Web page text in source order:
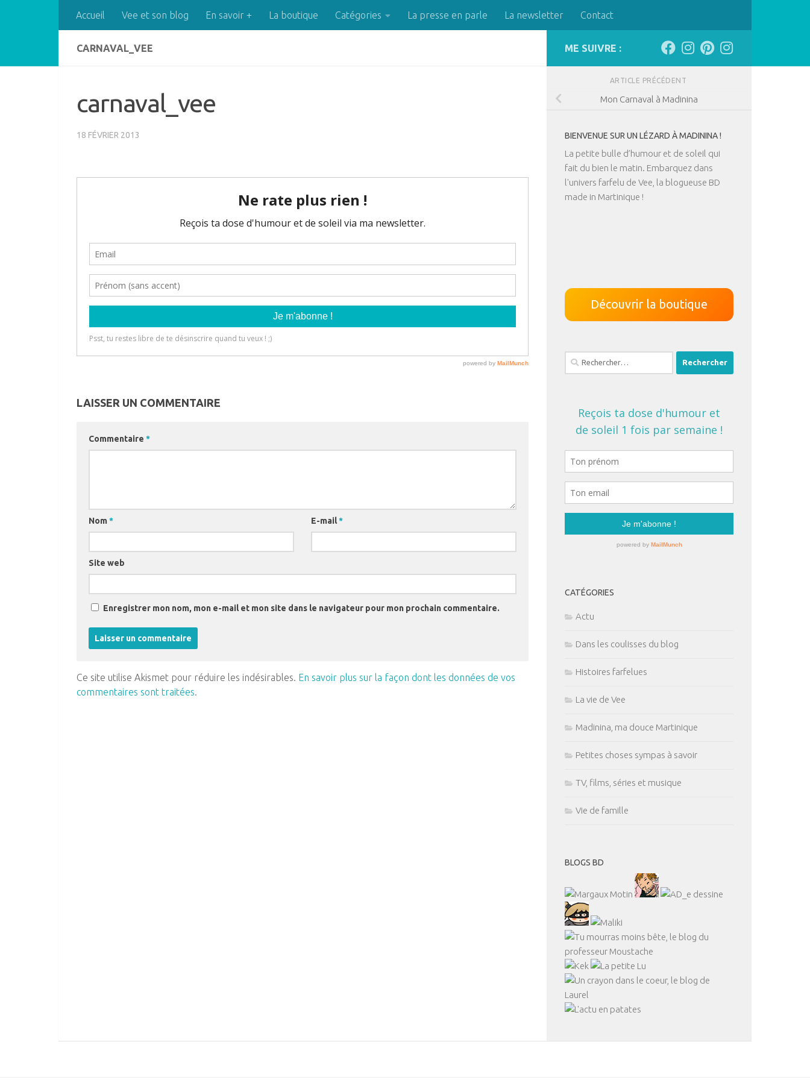
Skip to contentAccueil Vee et son blog En savoir + La boutique Catégories La presse en parle La newsletter Contact
CARNAVAL_VEE
carnaval_vee
18 FÉVRIER 2013
LAISSER UN COMMENTAIRE
Commentaire *
Nom * E-mail*
Site web
Enregistrer mon nom, mon e-mail et mon site dans le navigateur pour mon prochain commentaire.
Ce site utilise Akismet pour réduire les indésirables. En savoir plus sur la façon dont les données de vos
commentaires sont traitées.
ME SUIVRE :
ARTICLE PRÉCÉDENT
Mon Carnaval à Madinina
BIENVENUE SUR UN LÉZARD À MADININA !
La petite bulle d’humour et de soleil qui
fait du bien le matin. Embarquez dans
l'univers farfelu de Vee, la blogueuse BD
made in Martinique !
Découvrir la boutique
Rechercher :
CATÉGORIES
Actu
Dans les coulisses du blog
Histoires farfelues
La vie de Vee
Madinina, ma douce Martinique
Petites choses sympas à savoir
TV, films, séries et musique
Vie de famille
BLOGS BD